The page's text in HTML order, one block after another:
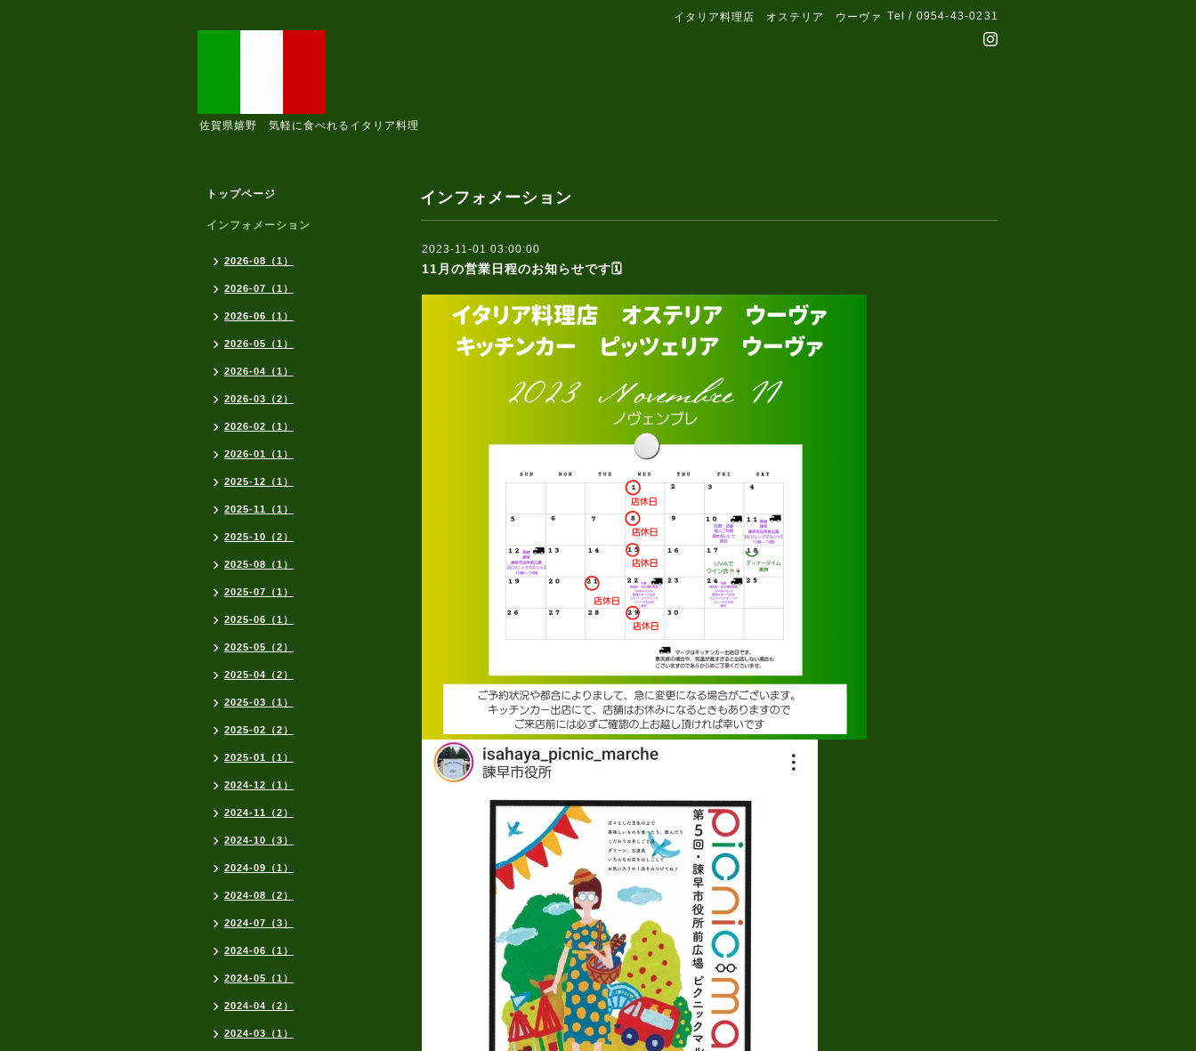
イタリア料理店 オステリア ウーヴァ Tel / 0954-43-0231
佐賀県嬉野 気軽に食べれるイタリア料理
インフォメーション
2023-11-01 03:00:00
11月の営業日程のお知らせです🗓️
トップページ
インフォメーション
2026-08（1）
2026-07（1）
2026-06（1）
2026-05（1）
2026-04（1）
2026-03（2）
2026-02（1）
2026-01（1）
2025-12（1）
2025-11（1）
2025-10（2）
2025-08（1）
2025-07（1）
2025-06（1）
2025-05（2）
2025-04（2）
2025-03（1）
2025-02（2）
2025-01（1）
2024-12（1）
2024-11（2）
2024-10（3）
2024-09（1）
2024-08（2）
2024-07（3）
2024-06（1）
2024-05（1）
2024-04（2）
2024-03（1）